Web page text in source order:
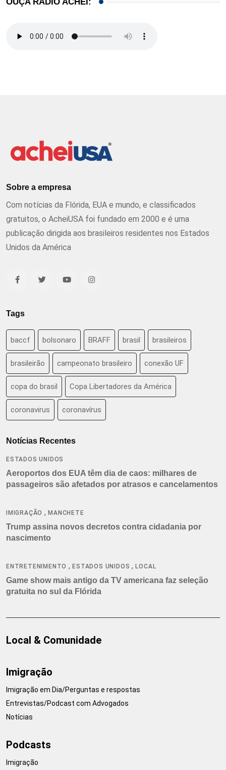
OUÇA RÁDIO ACHEI:
Sobre a empresa
Com notícias da Flórida, EUA e mundo, e classificados
gratuitos, o AcheiUSA foi fundado em 2000 e é uma
publicação dirigida aos brasileiros residentes nos Estados
Unidos da América
Tags
baccf bolsonaro BRAFF brasil brasileiros
brasileirão campeonato brasileiro conexão UF
copa do brasil Copa Libertadores da América
coronavirus coronavírus
Notícias Recentes
ESTADOS UNIDOS
Aeroportos dos EUA têm dia de caos: milhares de
passageiros são afetados por atrasos e cancelamentos
IMIGRAÇÃO ,MANCHETE
Trump assina novos decretos contra cidadania por
nascimento
ENTRETENIMENTO ,ESTADOS UNIDOS ,LOCAL
Game show mais antigo da TV americana faz seleção
gratuita no sul da Flórida
Local & Comunidade
Imigração
Imigração em Dia/Perguntas e respostas
Entrevistas/Podcast com Advogados
Notícias
Podcasts
Imigração